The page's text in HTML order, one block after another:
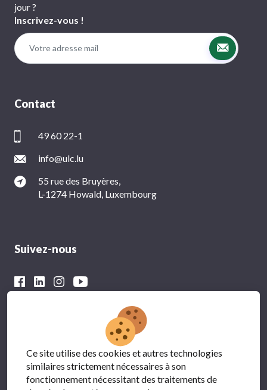
jour ?
Inscrivez-vous !
Contact
49 60 22-1
info@ulc.lu
55 rue des Bruyères,
L-1274 Howald, Luxembourg
Suivez-nous
Avec le soutien financier du
Ce site utilise des cookies et autres technologies
similaires strictement nécessaires à son
fonctionnement nécessitant des traitements de